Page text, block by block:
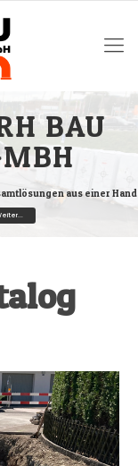
BAU
aus einer